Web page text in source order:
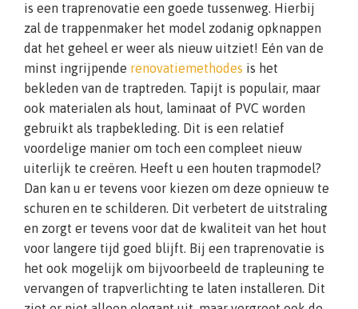
is een traprenovatie een goede tussenweg. Hierbij
zal de trappenmaker het model zodanig opknappen
dat het geheel er weer als nieuw uitziet! Eén van de
minst ingrijpende renovatiemethodes is het
bekleden van de traptreden. Tapijt is populair, maar
ook materialen als hout, laminaat of PVC worden
gebruikt als trapbekleding. Dit is een relatief
voordelige manier om toch een compleet nieuw
uiterlijk te creëren. Heeft u een houten trapmodel?
Dan kan u er tevens voor kiezen om deze opnieuw te
schuren en te schilderen. Dit verbetert de uitstraling
en zorgt er tevens voor dat de kwaliteit van het hout
voor langere tijd goed blijft. Bij een traprenovatie is
het ook mogelijk om bijvoorbeeld de trapleuning te
vervangen of trapverlichting te laten installeren. Dit